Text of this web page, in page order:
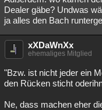
Dealer gäbe? Undwas
ja alles den Bach
xXDaWnXx
ehemaliges Mitglied
"Bzw. ist nicht jeder ein
den Rücken sticht
Ne, dass machen eher